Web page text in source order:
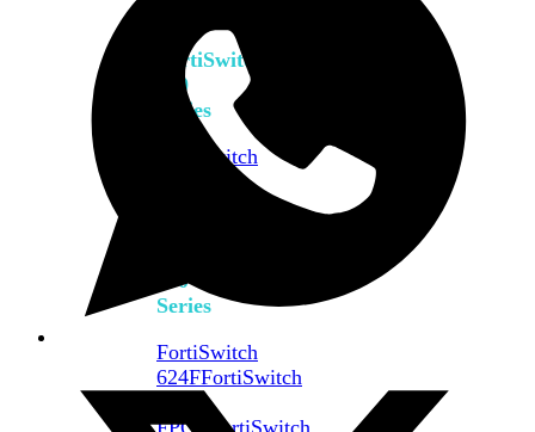
FortiSwitch
500
Series
FortiSwitch
600
Series
FortiSwitch
624FFortiSwitch
624F-
FPOE
FortiSwitch